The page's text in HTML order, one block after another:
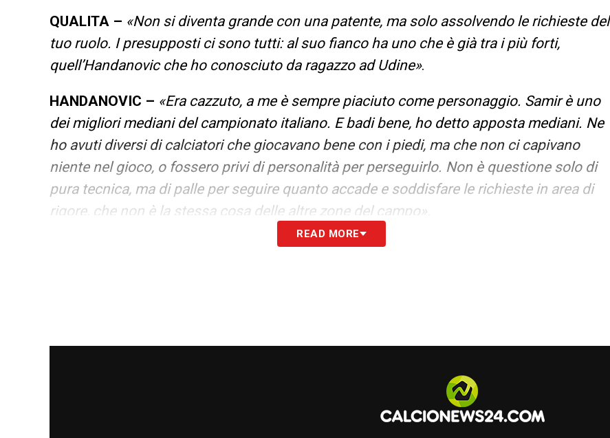
QUALITA – «Non si diventa grande con una patente, ma solo assolvendo le richieste del
tuo ruolo. I presupposti ci sono tutti: al suo fianco ha uno che è già tra i più forti,
quell’Handanovic che ho conosciuto da ragazzo ad Udine».
HANDANOVIC – «Era cazzuto, a me è sempre piaciuto come personaggio. Samir è uno
dei migliori mediani del campionato italiano. E badi bene, ho detto apposta mediani. Ne
ho avuti diversi di calciatori che giocavano bene con i piedi, ma che non ci capivano
niente nel gioco, o fossero privi di personalità per perseguirlo. Non è questione solo di
pura tecnica, ma di palle per seguire quanto accade e soddisfare le richieste in area di
rigore, che non è la stessa cosa delle altre zone del campo».
READ MORE